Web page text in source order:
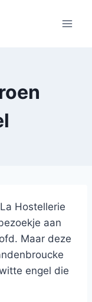
Hostellerie
aan
Maar deze
engel die